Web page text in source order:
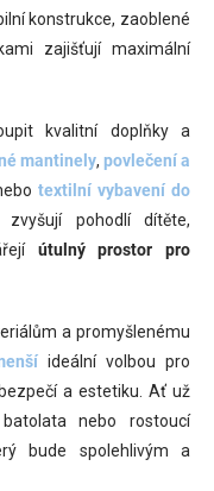
konstrukce, zaoblené
zajišťují maximální
kvalitní doplňky a
mantinely, povlečení a
textilní vybavení do
zvyšují pohodlí dítěte,
útulný prostor pro
a promyšlenému
ideální volbou pro
a estetiku. Ať už
nebo rostoucí
bude spolehlivým a